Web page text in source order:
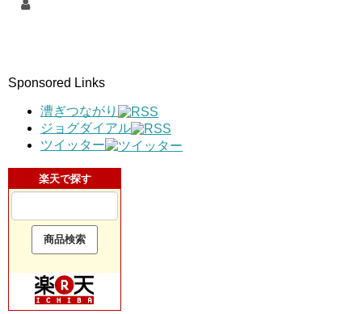
Sponsored Links
漕ぎつながり
ジョグダイアル
ツイッター
楽天で探す